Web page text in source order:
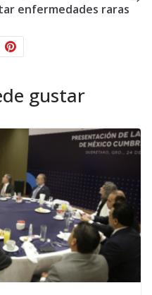
enfermedades raras
gustar